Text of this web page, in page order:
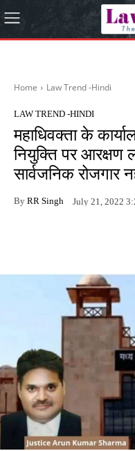
Home Law Trend -Hindi
LAW TREND -HINDI
महाधिवक्ता के
नियुक्ति पर आरक्षण
सार्वजनिक रोजगार
By RR Singh July 21, 2022